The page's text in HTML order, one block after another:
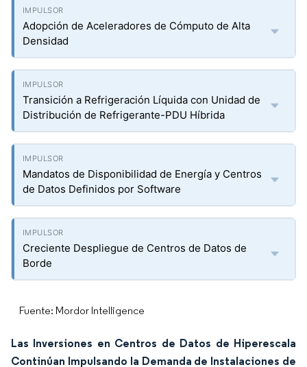
Adopción de Aceleradores de Cómputo de Alta
Densidad
Transición a Refrigeración Líquida con Unidad de
Distribución de Refrigerante-PDU Híbrida
Mandatos de Disponibilidad de Energía y Centros
de Datos Definidos por Software
Creciente Despliegue de Centros de Datos de
Borde
Fuente: Mordor Intelligence
Las Inversiones en Centros de Datos de Hiperescala
Continúan Impulsando la Demanda de Instalaciones de